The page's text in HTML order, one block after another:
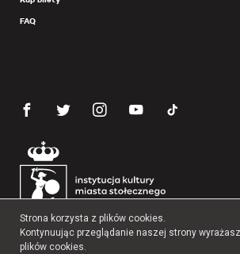
FAQ
Strona korzysta z plików cookies.
Kontynuując przeglądanie naszej strony
plików cookies.